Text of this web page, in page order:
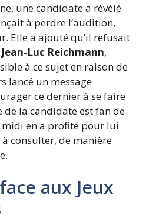
une candidate a révélé
à perdre l’audition,
Elle a ajouté qu’il refusait
Jean‑Luc Reichmann,
à ce sujet en raison de
lancé un message
ce dernier à se faire
de la candidate est fan de
en a profité pour lui
consulter, de manière
aux Jeux